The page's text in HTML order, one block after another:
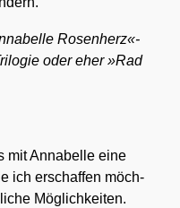
Rosenherz«-
oder eher »Rad
mit Anna­bel­le eine
ich erschaf­fen möch­
Mög­lich­kei­ten.